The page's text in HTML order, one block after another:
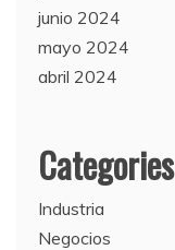
junio 2024
mayo 2024
abril 2024
Categories
Industria
Negocios